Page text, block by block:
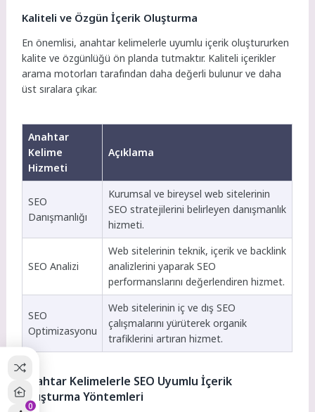
Kaliteli ve Özgün İçerik Oluşturma
En önemlisi, anahtar kelimelerle uyumlu içerik oluştururken
kalite ve özgünlüğü ön planda tutmaktır. Kaliteli içerikler
arama motorları tarafından daha değerli bulunur ve daha
üst sıralara çıkar.
Anahtar
Kelime
Hizmeti
Açıklama
SEO
Danışmanlığı
Kurumsal ve bireysel web sitelerinin
SEO stratejilerini belirleyen danışmanlık
hizmeti.
SEO Analizi
Web sitelerinin teknik, içerik ve backlink
analizlerini yaparak SEO
performanslarını değerlendiren hizmet.
SEO
Optimizasyonu
Web sitelerinin iç ve dış SEO
çalışmalarını yürüterek organik
trafiklerini artıran hizmet.
Anahtar Kelimelerle SEO Uyumlu İçerik
Oluşturma Yöntemleri
0